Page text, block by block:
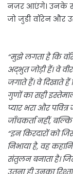
नज़र आएंगे। उनके
जो जुडी वॉरेन और
“मुझे लगता है कि
अद्भुत जोड़ी हैं। वे
जगाते हैं। वे दिखाते
गुणों का सही
प्यार भरा और
जाँचकर्ता नहीं,
“इन किरदारों को
निभाया है, वह
संतुलन बनाता है।
उतना ही उनका